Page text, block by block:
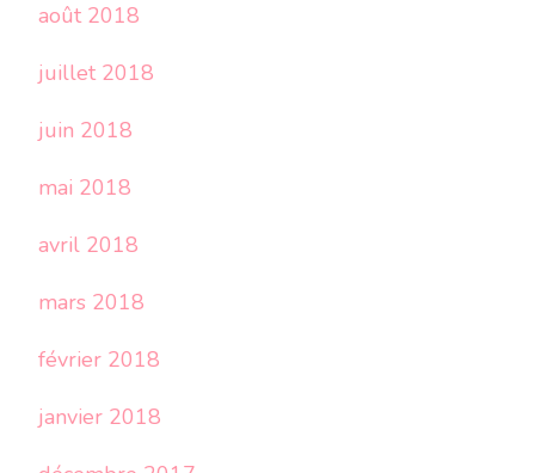
août 2018
juillet 2018
juin 2018
mai 2018
avril 2018
mars 2018
février 2018
janvier 2018